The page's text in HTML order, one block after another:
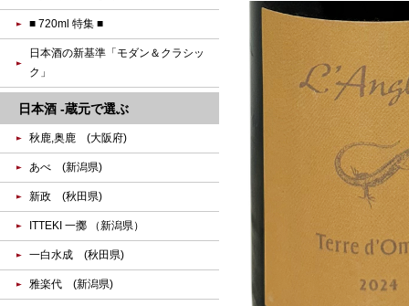
■ 720ml 特集 ■
日本酒の新基準「モダン＆クラシッ
ク」
日本酒 -蔵元で選ぶ
秋鹿,奥鹿 (大阪府)
あべ (新潟県)
新政 (秋田県)
ITTEKI 一擲 （新潟県）
一白水成 (秋田県)
雅楽代 (新潟県)